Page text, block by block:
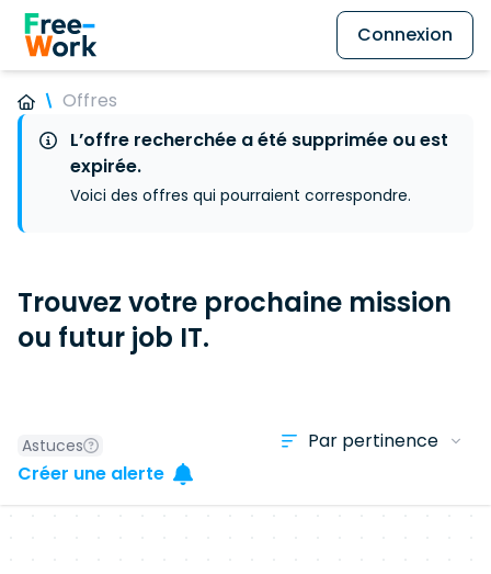
Connexion
Offres
L’offre recherchée a été supprimée ou est
expirée.
Voici des offres qui pourraient correspondre.
Trouvez votre prochaine mission
ou futur job IT.
Astuces
Créer une alerte